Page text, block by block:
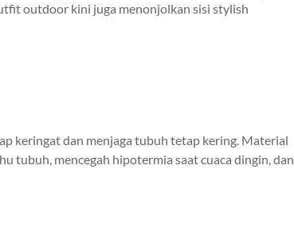
outdoor kini juga menonjolkan sisi stylish
keringat dan menjaga tubuh tetap kering. Material
tubuh, mencegah hipotermia saat cuaca dingin, dan